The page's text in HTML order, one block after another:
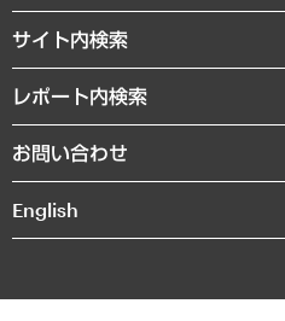
まちづくり・観光・交通・スポーツ・ス
自然資源・農林水産業・食料システム
受託・受注実績（官公庁関連）
メディア掲載・出演
沿革
組織図・本部部室紹介
インドネシア現地法人
個人情報保護方針
お知らせ
サイト内検索
レポート内検索
お問い合わせ
English